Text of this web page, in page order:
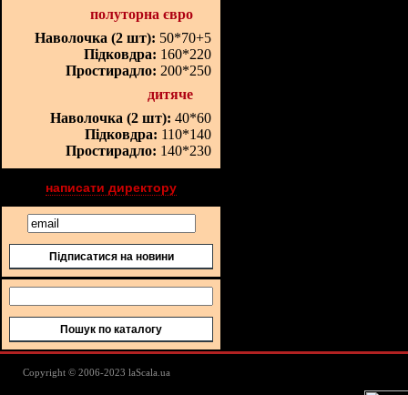
полуторна євро
Наволочка (2 шт): 50*70+5
Підковдра: 160*220
Простирадло: 200*250
дитяче
Наволочка (2 шт): 40*60
Підковдра: 110*140
Простирадло: 140*230
написати директору
Підписатися на новини
Пошук по каталогу
Copyright © 2006-2023 laScala.ua